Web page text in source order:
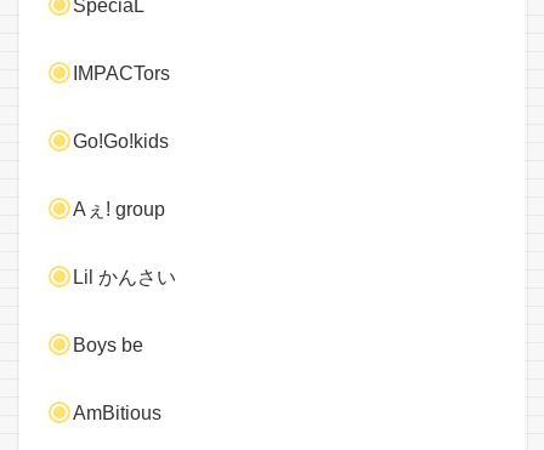
SpeciaL
IMPACTors
Go!Go!kids
Aぇ! group
Lil かんさい
Boys be
AmBitious